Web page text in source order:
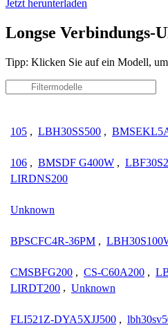
Jetzt herunterladen
Longse Verbindungs-
Tipp: Klicken Sie auf ein Modell,
105 , LBH30SS500 ,
106 , BMSDF G400W ,
LIRDNS200
Unknown
BPSCFC4R-36PM ,
CMSBFG200 , CS-C60A200 ,
LIRDT200 , Unknown
FLI521Z-DYA5XJJ500 ,